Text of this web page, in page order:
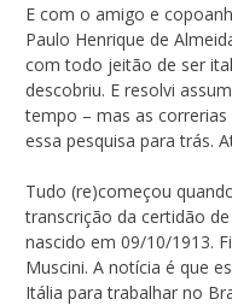
E com o amigo e
Paulo Henrique de
com todo jeitão de ser
descobriu. E resolvi
tempo – mas as
essa pesquisa para trás.
Tudo (re)começou
transcrição da certidão
nascido em 09/10/1913.
Muscini. A notícia é que
Itália para trabalhar no